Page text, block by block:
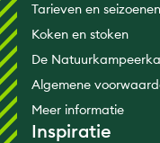
Tarieven en seizoenen
Koken en stoken
De
Algemene
Meer informatie
Inspiratie